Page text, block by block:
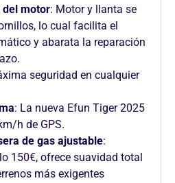
del motor: Motor y llanta se
lo cual facilita el
y abarata la reparación
seguridad en cualquier
: La nueva Efun Tiger 2025
h de GPS.
de gas ajustable:
150€, ofrece suavidad total
más exigentes